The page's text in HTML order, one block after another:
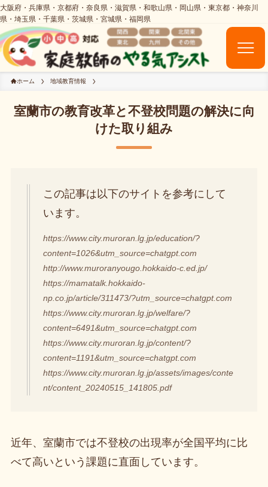
ホーム 地域教育情報
室蘭市の教育改革と不登校問題の解決に向
けた取り組み
この記事は以下のサイトを参考にして
います。
https://www.city.muroran.lg.jp/education/?
content=1026&utm_source=chatgpt.com
http://www.muroranyougo.hokkaido-c.ed.jp/
https://mamatalk.hokkaido-
np.co.jp/article/311473/?utm_source=chatgpt.com
https://www.city.muroran.lg.jp/welfare/?
content=6491&utm_source=chatgpt.com
https://www.city.muroran.lg.jp/content/?
content=1191&utm_source=chatgpt.com
https://www.city.muroran.lg.jp/assets/images/conte
nt/content_20240515_141805.pdf
近年、室蘭市では不登校の出現率が全国平均に比
べて高いという課題に直面しています。